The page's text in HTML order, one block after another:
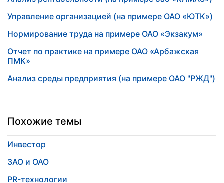
Управление организацией (на примере ОАО «ЮТК»)
Нормирование труда на примере ОАО «Экзакум»
Отчет по практике на примере ОАО «Арбажская
ПМК»
Анализ среды предприятия (на примере ОАО "РЖД")
Похожие темы
Инвестор
ЗАО и ОАО
PR-технологии